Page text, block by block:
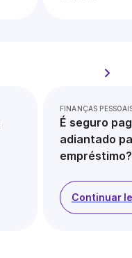
FINANÇAS
É seguro
adiantado
empréstimo?
Continuar